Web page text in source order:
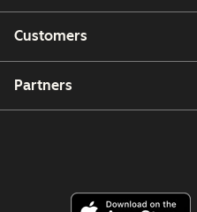
Customers
Partners